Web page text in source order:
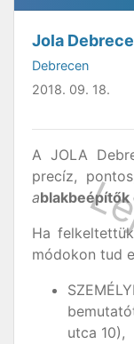
Jola
Debrecen
2018. 09. 18.
A JOLA
precíz,
ablakbeépítők
Ha
módokon tud
utca 10),